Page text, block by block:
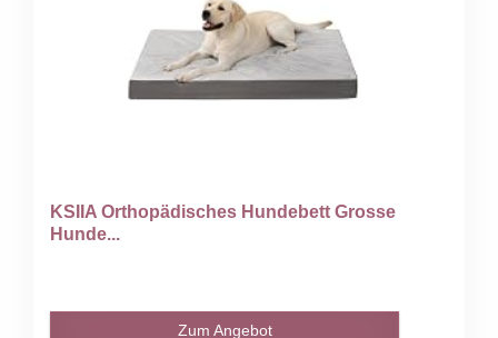
KSIIA Orthopädisches Hundebett Grosse
Hunde...
Zum Angebot